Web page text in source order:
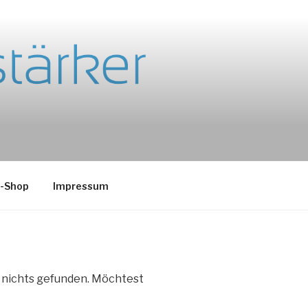
Impressum
nichts gefunden. Möchtest